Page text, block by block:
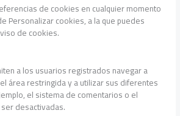
de cookies en cualquier momento
Personalizar cookies, a la que puedes
de cookies.
a los usuarios registrados navegar a
área restringida y a utilizar sus diferentes
el sistema de comentarios o el
desactivadas.